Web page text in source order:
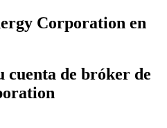
Corporation en
cuenta de bróker de